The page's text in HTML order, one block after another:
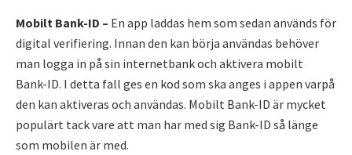
Mobilt Bank-ID – En app laddas hem som sedan används för
digital verifiering. Innan den kan börja användas behöver
man logga in på sin internetbank och aktivera mobilt
Bank-ID. I detta fall ges en kod som ska anges i appen varpå
den kan aktiveras och användas. Mobilt Bank-ID är mycket
populärt tack vare att man har med sig Bank-ID så länge
som mobilen är med.